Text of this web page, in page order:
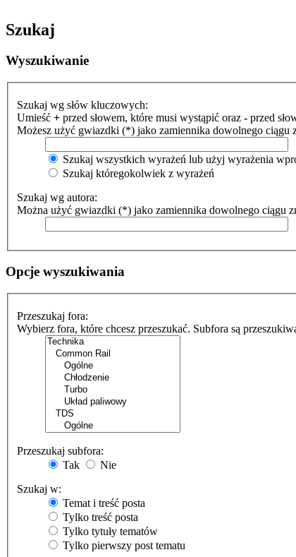
Szukaj
Wyszukiwanie
Szukaj wg słów kluczowych:
Umieść + przed słowem, które musi wystąpić oraz - przed
Możesz użyć gwiazdki (*) jako zamiennika dowolnego ciągu
Szukaj wszystkich wyrażeń lub użyj wyrażenia
Szukaj któregokolwiek z wyrażeń
Szukaj wg autora:
Można użyć gwiazdki (*) jako zamiennika dowolnego ciągu
Opcje wyszukiwania
Przeszukaj fora:
Wybierz fora, które chcesz przeszukać. Subfora są
Przeszukaj subfora:
Tak
Nie
Szukaj w:
Temat i treść posta
Tylko treść posta
Tylko tytuły tematów
Tylko pierwszy post tematu